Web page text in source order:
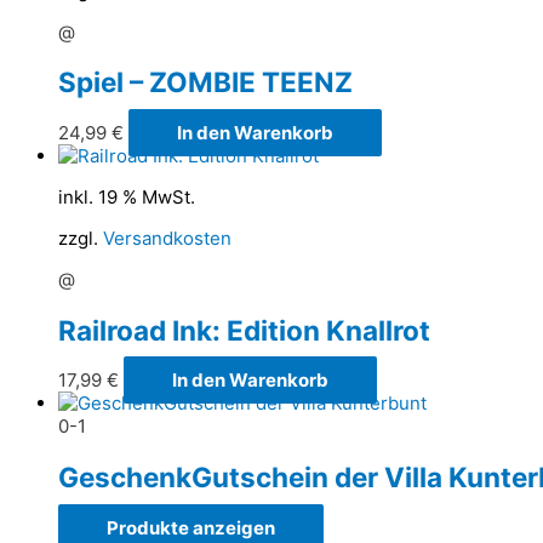
@
Spiel – ZOMBIE TEENZ
24,99 € In den Warenkorb
inkl. 19 % MwSt.
zzgl. Versandkosten
@
Railroad Ink: Edition Knallrot
17,99 €
In den Warenkorb
0-1
GeschenkGutschein der Villa
Produkte anzeigen